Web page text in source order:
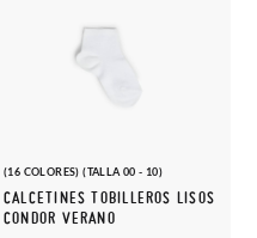
(16 COLORES) (TALLA 00 - 10)
CALCETINES TOBILLEROS LISOS
CONDOR VERANO